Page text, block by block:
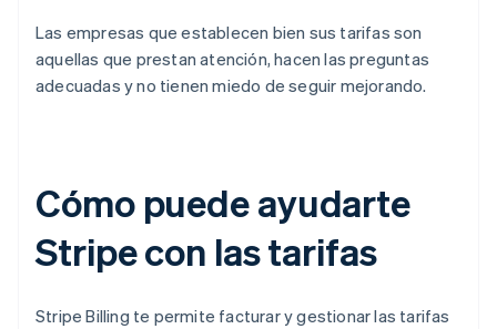
Las empresas que establecen bien sus tarifas son
aquellas que prestan atención, hacen las preguntas
adecuadas y no tienen miedo de seguir mejorando.
Cómo puede ayudarte
Stripe con las tarifas
Stripe Billing te permite facturar y gestionar las tarifas